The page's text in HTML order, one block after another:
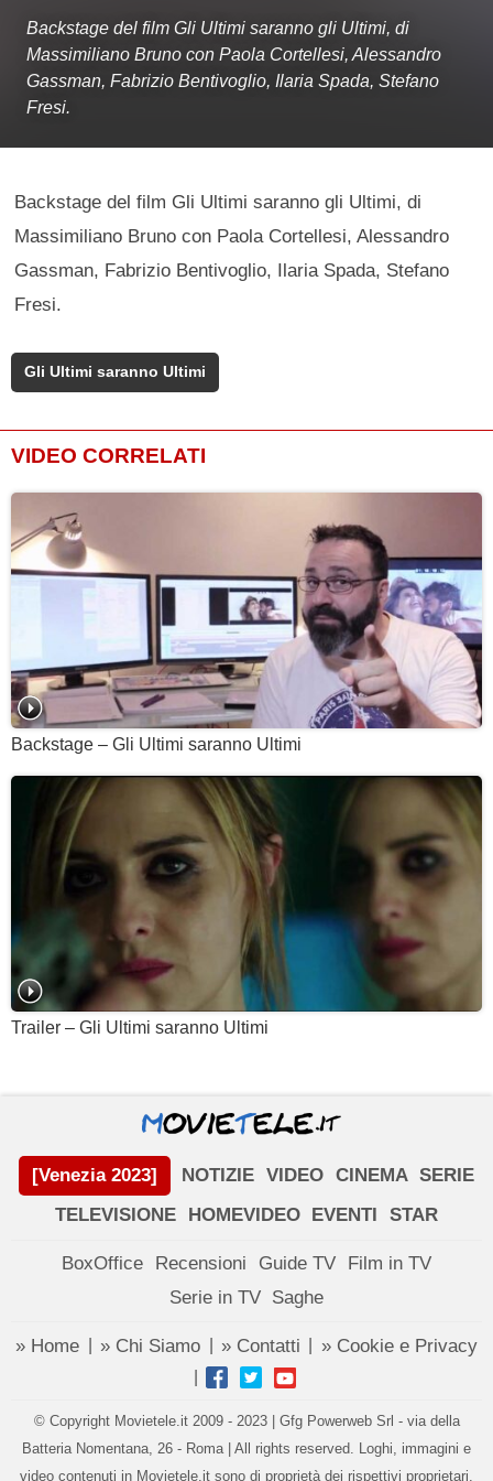
Backstage del film Gli Ultimi saranno gli Ultimi, di
Massimiliano Bruno con Paola Cortellesi, Alessandro
Gassman, Fabrizio Bentivoglio, Ilaria Spada, Stefano
Fresi.
Backstage del film Gli Ultimi saranno gli Ultimi, di
Massimiliano Bruno con Paola Cortellesi, Alessandro
Gassman, Fabrizio Bentivoglio, Ilaria Spada, Stefano
Fresi.
Gli Ultimi saranno Ultimi
VIDEO CORRELATI
Backstage – Gli Ultimi saranno Ultimi
Trailer – Gli Ultimi saranno Ultimi
[Venezia 2023] NOTIZIE VIDEO CINEMA SERIE
TELEVISIONE
HOMEVIDEO EVENTI STAR
BoxOffice Recensioni Guide TV
Film in TV
Serie in TV Saghe
» Home » Chi Siamo » Contatti » Cookie e Privacy
© Copyright Movietele.it 2009 - 2023 | Gfg Powerweb Srl - via della
Batteria Nomentana, 26 - Roma | All rights reserved. Loghi, immagini e
video contenuti in Movietele.it sono di proprietà dei rispettivi proprietari.